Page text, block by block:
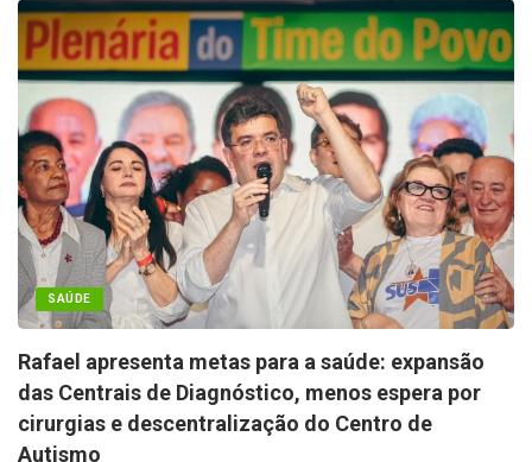
SAÚDE
Rafael apresenta metas para a saúde: expansão
das Centrais de Diagnóstico, menos espera por
cirurgias e descentralização do Centro de
Autismo